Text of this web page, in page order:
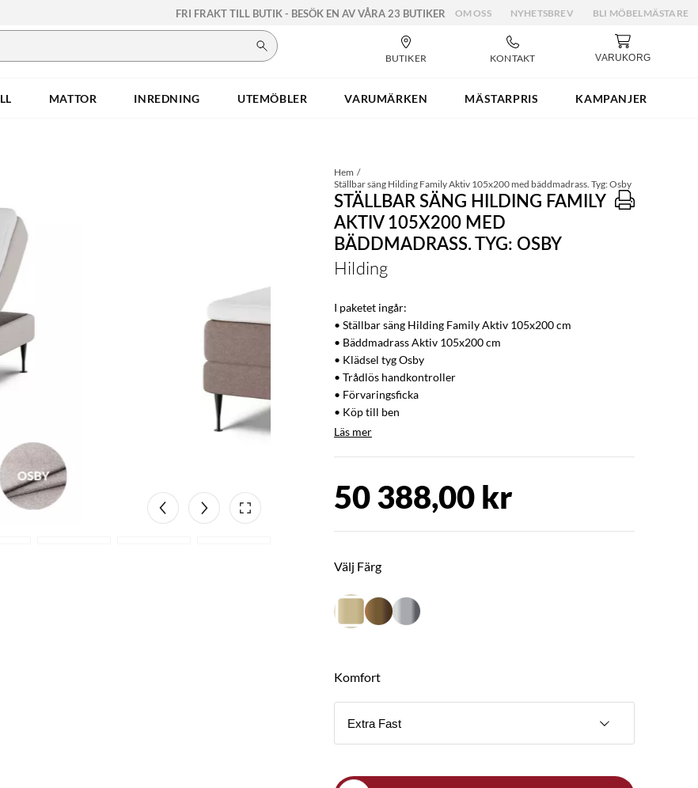
FRI FRAKT TILL BUTIK - BESÖK EN AV VÅRA 23 BUTIKER OM OSS NYHETSBREV BLI MÖBELMÄSTARE
BUTIKER KONTAKT VARUKORG
MATTOR INREDNING UTEMÖBLER VARUMÄRKEN MÄSTARPRIS KAMPANJER
Hem
Ställbar säng Hilding Family Aktiv 105x200 med bäddmadrass. Tyg: Osby
STÄLLBAR SÄNG HILDING FAMILY
AKTIV 105X200 MED
BÄDDMADRASS. TYG: OSBY
Hilding
I paketet ingår:
• Ställbar säng Hilding Family Aktiv 105x200 cm
• Bäddmadrass Aktiv 105x200 cm
• Klädsel tyg Osby
• Trådlös handkontroller
• Förvaringsficka
• Köp till ben
Läs mer
50 388,00 kr
Välj Färg
Komfort
Extra Fast